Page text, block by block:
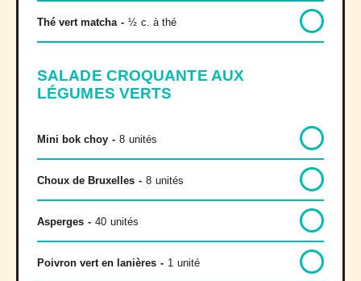
Thé vert matcha - ½ c. à thé
SALADE CROQUANTE AUX
LÉGUMES VERTS
Mini bok choy - 8 unités
Choux de Bruxelles - 8 unités
Asperges - 40 unités
Poivron vert en lanières - 1 unité